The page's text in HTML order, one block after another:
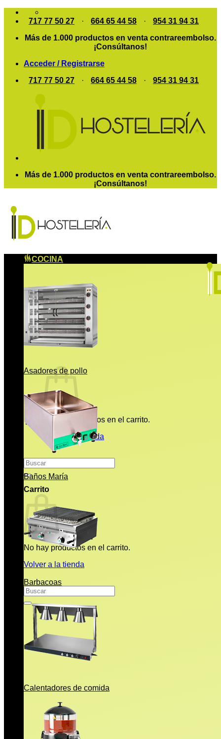
Saltar
717 77 50 27 · 664 65 44 58 ·
954 31 94 31
Más de 1.000 productos en venta contrareembolso.
¡Consúltanos!
Acceder / Registrarse
717 77 50 27
· 664 65 44 58 · 954 31 94 31
Más de 1.000 productos en venta contrareembolso.
¡Consúltanos!
No hay productos en el carrito.
Volver a la tienda
Buscar
por:
Carrito
No hay productos en el carrito.
Volver a la tienda
Buscar
por:
COCINA
Asadores de pollo
Baños María
Barbacoas
Calentadores de comida